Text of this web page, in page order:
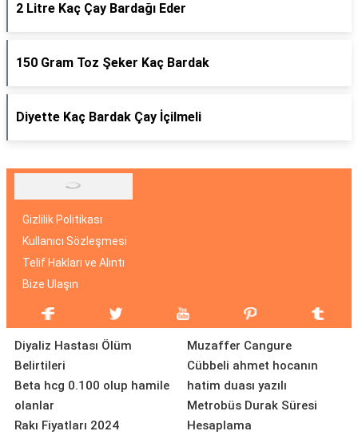
2 Litre Kaç Çay Bardağı Eder
150 Gram Toz Şeker Kaç Bardak
Diyette Kaç Bardak Çay İçilmeli
Gizlilik Politikası
Kullanıcı Sözleşmesi
Telif Hakları ve Alıntı
Bize Ulaşın
Diyaliz Hastası Ölüm
Belirtileri
Beta hcg 0.100 olup hamile
olanlar
Rakı Fiyatları 2024
Muzaffer Cangure
Cübbeli ahmet hocanın
hatim duası yazılı
Metrobüs Durak Süresi
Hesaplama